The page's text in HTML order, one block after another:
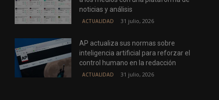
noticias y análisis
ACTUALIDAD 31 julio, 2026
AP actualiza sus normas sobre
inteligencia artificial para reforzar el
control humano en la redacción
ACTUALIDAD 31 julio, 2026